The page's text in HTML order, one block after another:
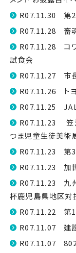
R07.11.30 第
R07.11.28 畜
R07.11.28 コワ
試食会
R07.11.27 市
R07.11.26 ト
R07.11.25 JAL
R07.11.23 笠沙
つま児童生徒美術
R07.11.23 第
R07.11.23 加
R07.11.23 九
杯鹿児島県地区対
R07.11.22 第
R07.11.07 建
R07.11.07